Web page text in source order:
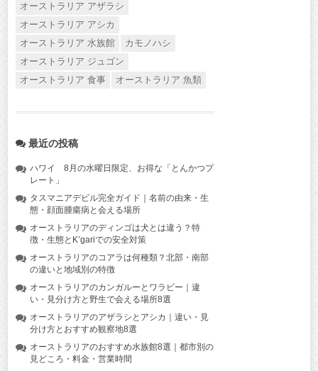
オーストラリア アザラシ
オーストラリア アシカ
オーストラリア 水族館
カモノハシ
オーストラリア ジュゴン
オーストラリア 食事
オーストラリア 魚類
最近の投稿
ハワイ 8月の水曜日限定、お得な「とんかつプ
レート」
タスマニアデビル完全ガイド｜名前の由来・生
態・顔面腫瘍病と会える場所
オーストラリアのディンゴは犬とは違う？特
徴・生態とK’gariでの安全対策
オーストラリアのコアラは何種類？北部・南部
の違いと地域別の特徴
オーストラリアのカンガルーとワラビー｜違
い・見分け方と野生で会える場所8選
オーストラリアのアザラシとアシカ｜違い・見
分け方とおすすめ観察地8選
オーストラリアのおすすめ水族館8選｜都市別の
見どころ・料金・営業時間